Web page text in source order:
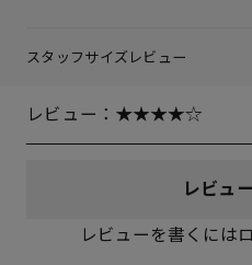
スタッフサイズレビュー
レビュー：
レビュ
レビューを書くには